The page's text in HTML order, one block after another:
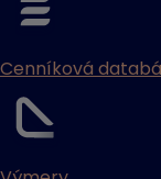
Cenníková